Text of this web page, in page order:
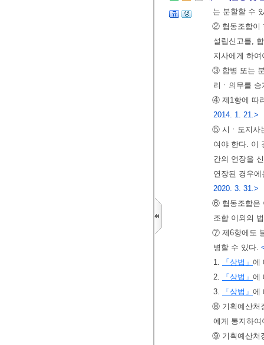
는 분할할 수
② 협동조합이
설립신고를,
지사에게 하
③ 합병 또는
리ㆍ의무를 승
④ 제1항에 따
2014. 1. 21.>
⑤ 시ㆍ도지사
여야 한다. 이
간의 연장을
연장된 경우
2020. 3. 31.>
⑥ 협동조합은
조합 이외의
⑦ 제6항에도
병할 수 있다.
1.
「상법」 에
2.
「상법」 에
3.
「상법」 에
⑧ 기획예산처
에게 통지하
⑨ 기획예산처